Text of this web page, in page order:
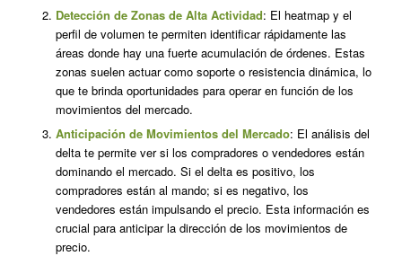
Detección de Zonas de Alta Actividad: El heatmap y el
perfil de volumen te permiten identificar rápidamente las
áreas donde hay una fuerte acumulación de órdenes. Estas
zonas suelen actuar como soporte o resistencia dinámica, lo
que te brinda oportunidades para operar en función de los
movimientos del mercado.
Anticipación de Movimientos del Mercado: El análisis del
delta te permite ver si los compradores o vendedores están
dominando el mercado. Si el delta es positivo, los
compradores están al mando; si es negativo, los
vendedores están impulsando el precio. Esta información es
crucial para anticipar la dirección de los movimientos de
precio.